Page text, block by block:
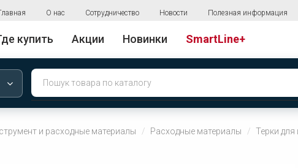
О нас Сотрудничество Новости Полезная информация
купить Акции Новинки SmartLine+
и расходные материалы Расходные материалы Терки